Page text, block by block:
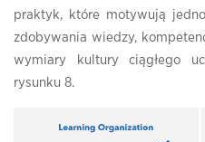
praktyk, które motywują
zdobywania wiedzy,
wymiary kultury ciągłego
rysunku 8.